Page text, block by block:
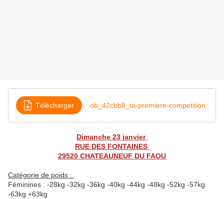
Télécharger ob_42cbb8_ta-premiere-competition
Dimanche 23 janvier
RUE DES FONTAINES
29520 CHATEAUNEUF DU FAOU
Catégorie de poids :
Féminines : -28kg -32kg -36kg -40kg -44kg -48kg -52kg -57kg
-63kg +63kg